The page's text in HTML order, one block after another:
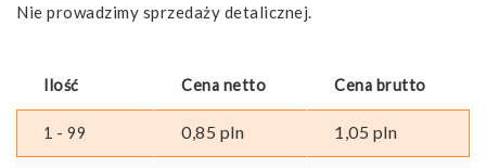
Nie prowadzimy sprzedaży detalicznej.
Ilość Cena netto Cena brutto
1 - 99 0,85 pln 1,05 pln